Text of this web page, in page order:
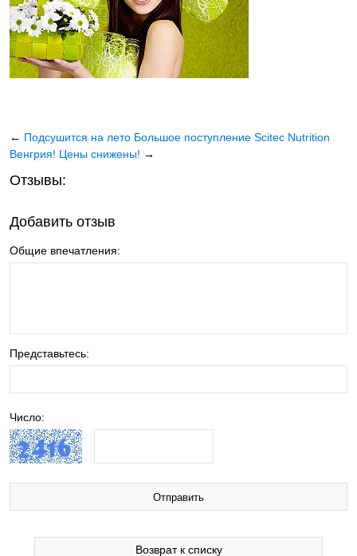
← Подсушится на лето Большое поступление Scitec Nutrition
Венгрия! Цены снижены! →
Отзывы:
Добавить отзыв
Общие впечатления:
Представьтесь:
Число:
Возврат к списку